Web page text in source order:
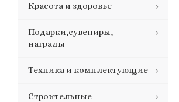
Красота и здоровье
Подарки,сувениры,
награды
Техника и комплектующие
Строительные